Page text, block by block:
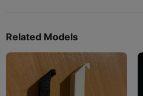
Related Models